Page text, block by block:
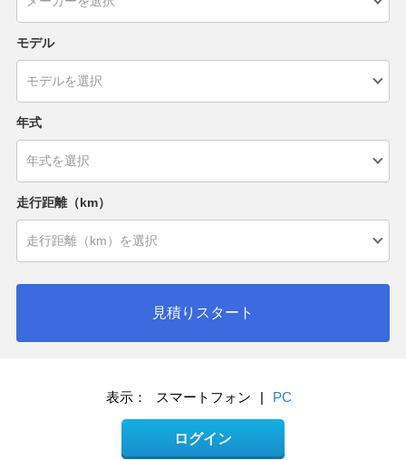
モデル
年式
走行距離（km）
見積りスタート
表示： スマートフォン | PC
ログイン